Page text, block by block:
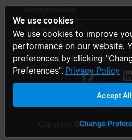
Informationen
folgen Sie uns
Copyright © 2026 Delta. All
We use cookies
We use cookies to improve
performance on our website.
preferences by clicking
Preferences". Privacy Policy
Accept All
Change